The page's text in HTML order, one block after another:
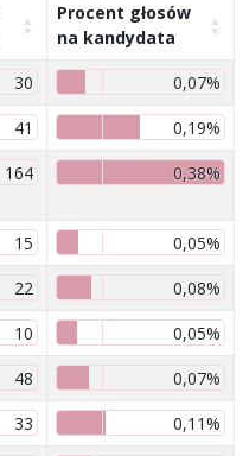
Procent głosów
na kandydata
30
0,07%
41
0,19%
164 0,38%
15
0,05%
22
0,08%
10
0,05%
48
0,07%
33
0,11%